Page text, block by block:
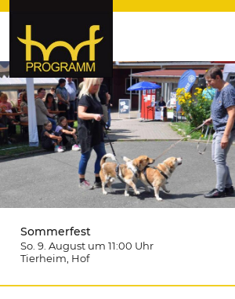
hof-programm – das
Veranstaltungsportal für
Hochfranken
Sommerfest
So. 9. August um 11:00 Uhr
Tierheim , Hof